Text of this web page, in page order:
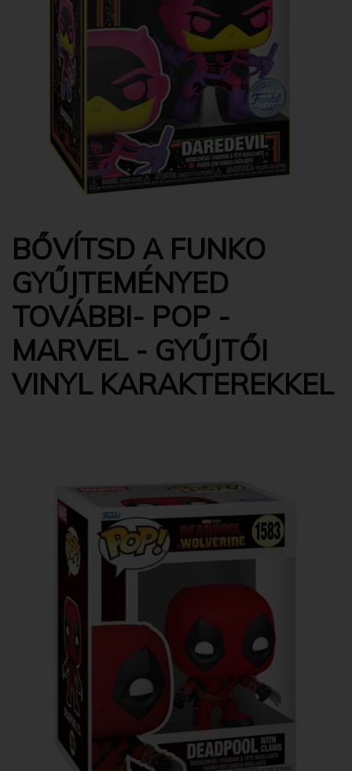
BŐVÍTSD A FUNKO
GYŰJTEMÉNYED
TOVÁBBI- POP -
MARVEL - GYŰJTŐI
VINYL KARAKTEREKKEL